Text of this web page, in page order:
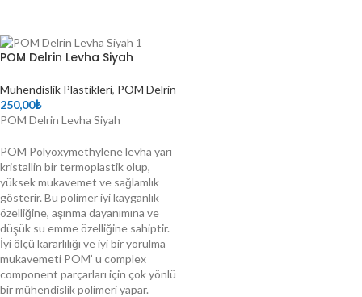
POM Delrin Levha Siyah
Mühendislik Plastikleri, POM Delrin
250,00₺
POM Delrin Levha Siyah
POM Polyoxymethylene levha yarı
kristallin bir termoplastik olup,
yüksek mukavemet ve sağlamlık
gösterir. Bu polimer iyi kayganlık
özelliğine, aşınma dayanımına ve
düşük su emme özelliğine sahiptir.
İyi ölçü kararlılığı ve iyi bir yorulma
mukavemeti POM’ u complex
component parçarları için çok yönlü
bir mühendislik polimeri yapar.